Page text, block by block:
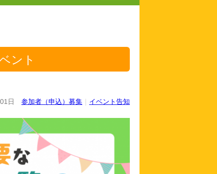
ント
日 参加者（申込）募集 イベント告知